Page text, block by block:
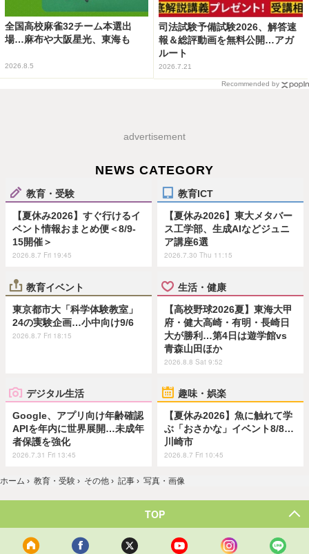
全国高校麻雀32チーム本選出
場…麻布や大阪星光、東海も
2026.8.5
司法試験予備試験2026、解答速
報＆総評動画を無料公開…アガ
ルート
2026.7.21
Recommended by
advertisement
NEWS CATEGORY
教育・受験
【夏休み2026】すぐ行けるイ
ベント情報おまとめ便＜8/9-
15開催＞
2026.8.7 Fri 19:45
教育ICT
【夏休み2026】東大メタバー
ス工学部、生成AIなどジュニ
ア講座6選
2026.7.30 Thu 11:15
教育イベント
東京都市大「科学体験教室」
24の実験企画…小中向け9/6
2026.8.7 Fri 18:15
生活・健康
【高校野球2026夏】東海大甲
府・健大高崎・有明・長崎日
大が勝利…第4日は遊学館vs
青森山田ほか
2026.8.8 Sat 9:52
デジタル生活
Google、アプリ向け年齢確認
APIを年内に世界展開…未成年
者保護を強化
2026.7.31 Fri 13:45
趣味・娯楽
【夏休み2026】魚に触れて学
ぶ「おさかな」イベント8/8…
川崎市
2026.8.7 Fri 10:45
ホーム › 教育・受験 › その他 › 記事 › 写真・画像
TOP